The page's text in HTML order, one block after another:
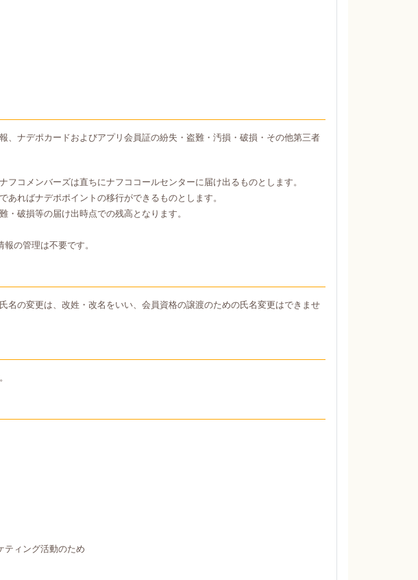
ナデポカードおよびアプリ会員証の紛失・盗難・汚損・破損・その他第三者
コメンバーズは直ちにナフココールセンターに届け出るものとします。
ればナデポポイントの移行ができるものとします。
破損等の届け出時点での残高となります。
の管理は不要です。
の変更は、改姓・改名をいい、会員資格の譲渡のための氏名変更はできませ
ティング活動のため